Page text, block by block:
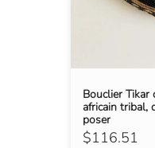
$116.51
Bouclier Tikar
africain tribal,
poser